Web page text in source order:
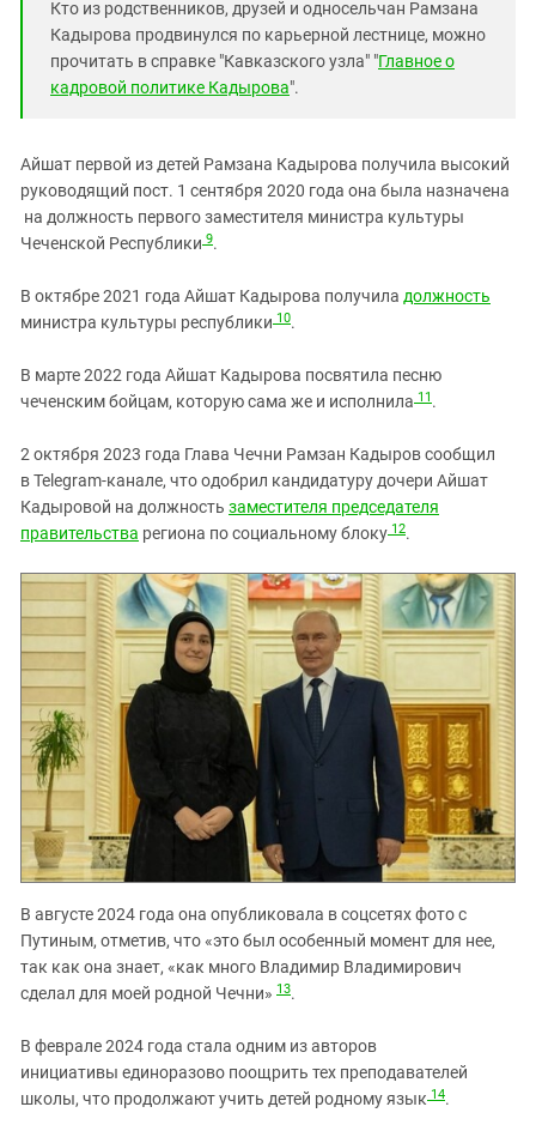
Кто из родственников, друзей и односельчан Рамзана
Кадырова продвинулся по карьерной лестнице, можно
прочитать в справке "Кавказского узла" "Главное о
кадровой политике Кадырова".
Айшат первой из детей Рамзана Кадырова получила высокий
руководящий пост. 1 сентября 2020 года она была назначена
на должность первого заместителя министра культуры
Чеченской Республики 9.
В октябре 2021 года Айшат Кадырова получила должность
министра культуры республики 10.
В марте 2022 года Айшат Кадырова посвятила песню
чеченским бойцам, которую сама же и исполнила 11 .
2 октября 2023 года Глава Чечни Рамзан Кадыров сообщил
в Telegram-канале, что одобрил кандидатуру дочери Айшат
Кадыровой на должность заместителя председателя
правительства региона по социальному блоку 12.
В августе 2024 года она опубликовала в соцсетях фото с
Путиным, отметив, что «это был особенный момент для нее,
так как она знает, «как много Владимир Владимирович
сделал для моей родной Чечни» 13.
В феврале 2024 года стала одним из авторов
инициативы единоразово поощрить тех преподавателей
школы, что продолжают учить детей родному язык 14.